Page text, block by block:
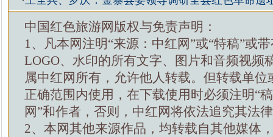
中国红色旅游网版权与免责声明：
1、凡本网注明“来源：中红网”或“特稿”或
LOGO、水印的所有文字、图片和音频视频
属中红网所有，允许他人转载。但转载单位
正确范围内使用，在下载使用时必须注明“
网”和作者，否则，中红网将依法追究其法
2、本网其他来源作品，均转载自其他媒体